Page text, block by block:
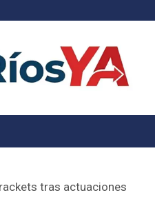
Ríos
ahora
tras actuaciones